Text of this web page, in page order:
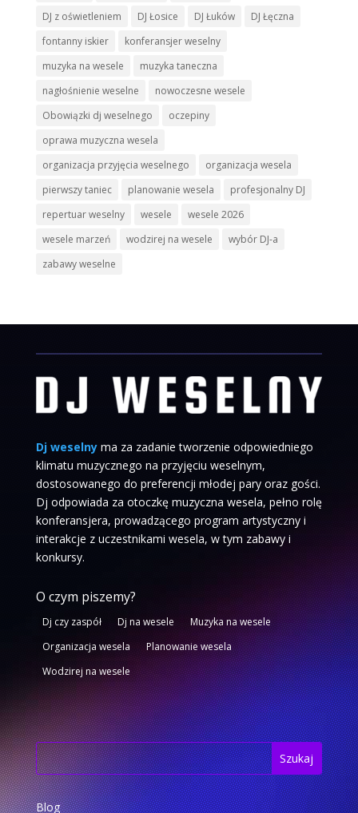
DJ z oświetleniem
DJ Łosice DJ Łuków
DJ Łęczna
fontanny iskier
konferansjer weselny
muzyka na wesele
muzyka taneczna
nagłośnienie weselne
nowoczesne wesele
Obowiązki dj weselnego
oczepiny
oprawa muzyczna wesela
organizacja przyjęcia weselnego
organizacja wesela
pierwszy taniec
planowanie wesela
profesjonalny DJ
repertuar weselny
wesele
wesele 2026
wesele marzeń
wodzirej na wesele
wybór DJ-a
zabawy weselne
Dj weselnyma za zadanie tworzenie odpowiedniego
klimatu muzycznego na przyjęciu weselnym,
dostosowanego do preferencji młodej pary oraz gości.
Dj odpowiada za otoczkę muzyczna wesela, pełno rolę
konferansjera, prowadzącego program artystyczny i
interakcje z uczestnikami wesela, w tym zabawy i
konkursy.
O czym piszemy?
Dj czy zaspół Dj na wesele
Muzyka na wesele
Organizacja wesela
Planowanie wesela
Wodzirej na wesele
Blog